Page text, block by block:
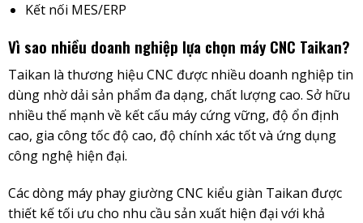
Kết nối MES/ERP
Vì sao nhiều doanh nghiệp lựa chọn máy CNC Taikan?
Taikan là thương hiệu CNC được nhiều doanh nghiệp tin
dùng nhờ dải sản phẩm đa dạng, chất lượng cao. Sở hữu
nhiều thế mạnh về kết cấu máy cứng vững, độ ổn định
cao, gia công tốc độ cao, độ chính xác tốt và ứng dụng
công nghệ hiện đại.
Các dòng máy phay giường CNC kiểu giàn Taikan được
thiết kế tối ưu cho nhu cầu sản xuất hiện đại với khả